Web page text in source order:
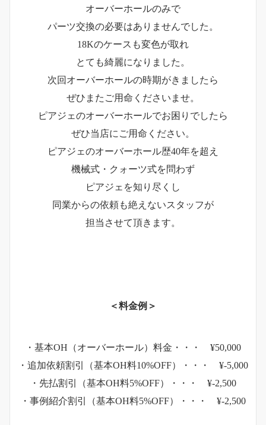
オーバーホールのみで
パーツ交換の必要はありませんでした。
18Kのケースも変色が取れ
とても綺麗になりました。
次回オーバーホールの時期がきましたら
ぜひまたご用命くださいませ。
ピアジェのオーバーホールでお困りでしたら
ぜひ当店にご用命ください。
ピアジェのオーバーホール歴40年を超え
機械式・クォーツ式を問わず
ピアジェを知り尽くし
同業からの依頼も絶えないスタッフが
担当させて頂きます。
＜料金例＞
・基本OH（オーバーホール）料金・・・ ¥50,000
・追加依頼割引（基本OH料10%OFF）・・・ ¥-5,000
・先払割引（基本OH料5%OFF）・・・ ¥-2,500
・事例紹介割引（基本OH料5%OFF）・・・ ¥-2,500